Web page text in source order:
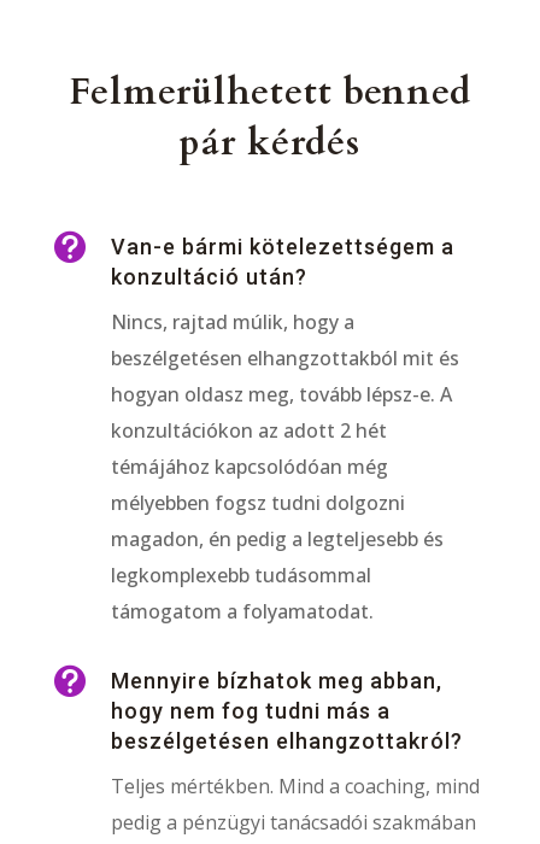
Felmerülhetett benned
pár kérdés

Van-e bármi kötelezettségem a
konzultáció után?
Nincs, rajtad múlik, hogy a
beszélgetésen elhangzottakból mit és
hogyan oldasz meg, tovább lépsz-e. A
konzultációkon az adott 2 hét
témájához kapcsolódóan még
mélyebben fogsz tudni dolgozni
magadon, én pedig a legteljesebb és
legkomplexebb tudásommal
támogatom a folyamatodat.

Mennyire bízhatok meg abban,
hogy nem fog tudni más a
beszélgetésen elhangzottakról?
Teljes mértékben. Mind a coaching, mind
pedig a pénzügyi tanácsadói szakmában